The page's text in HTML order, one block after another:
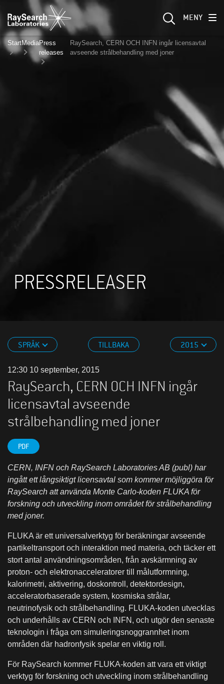
MENY
StartMediaPress
releases
RaySearch, CERN OCH INFN ingår licensavtal
avseende strålbehandling med joner
PRESSRELEASER
SPRÅK TILLBAKA 2015
12:30 10 september, 2015
RaySearch, CERN OCH INFN ingår
licensavtal avseende
strålbehandling med joner
PDF
CERN, INFN och RaySearch Laboratories AB (publ) har
ingått ett långsiktigt licensavtal som kommer möjliggöra för
RaySearch att använda Monte Carlo-koden FLUKA för
forskning och utveckling inom området för strålbehandling
med joner.
FLUKA är ett universalverktyg för beräkningar avseende
partikeltransport och interaktion med materia, och täcker ett
stort antal användningsområden, från avskärmning av
proton- och elektronacceleratorer till målutformning,
kalorimetri, aktivering, doskontroll, detektordesign,
acceleratorbaserade system, kosmiska strålar,
neutrinofysik och strålbehandling. FLUKA-koden utvecklas
och underhålls av CERN och INFN, och utgör den senaste
teknologin i fråga om simuleringsnoggrannhet inom
områden där hadronfysik spelar en viktig roll.
För RaySearch kommer FLUKA-koden att vara ett viktigt
verktyg för forskning och utveckling inom strålbehandling